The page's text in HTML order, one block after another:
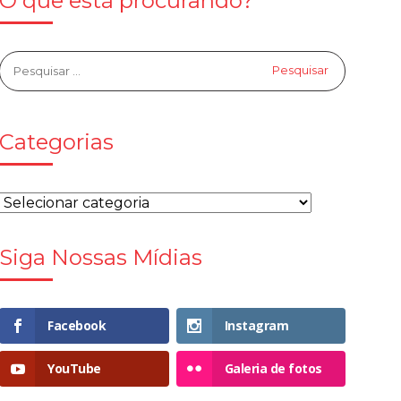
Categorias
Siga Nossas Mídias
Facebook Instagram
YouTube Galeria de fotos